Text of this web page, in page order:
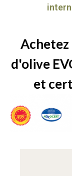
Achetez
d'olive
et